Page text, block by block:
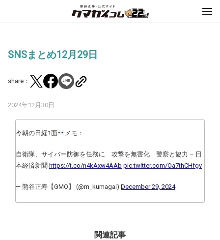
SNSまとめ12月29日
share：
2024年12月30日
今朝の日経1面 メモ：
自衛隊、サイバー防御を任務に 攻撃を無害化 警察と協力 – 日
本経済新聞 https://t.co/n4kAxw4AAb pic.twitter.com/Oa7thCHfgv
— 熊谷正寿【GMO】 (@m_kumagai) December 29, 2024
関連記事